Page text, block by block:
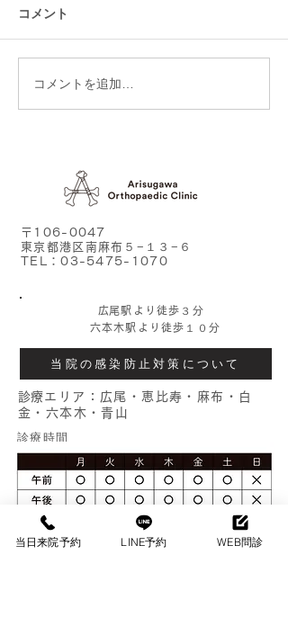
コメント
コメントを追加…
〒106-0047
東京都港区南麻布５−１３−６
TEL：03-5475-1070
​広尾駅より徒歩３分
六本木駅より徒歩１０分
当院の感染防止対策について
​診療エリア：広尾・恵比寿・麻布・白
金・六本木・青山
​診療時間
月〜金 [午前]9:00-13:00[午後]14:00-18:00
土曜日 [午前]9:00-13:00[午後]14:00-17:00
当日来院予約 LINE予約 WEB問診